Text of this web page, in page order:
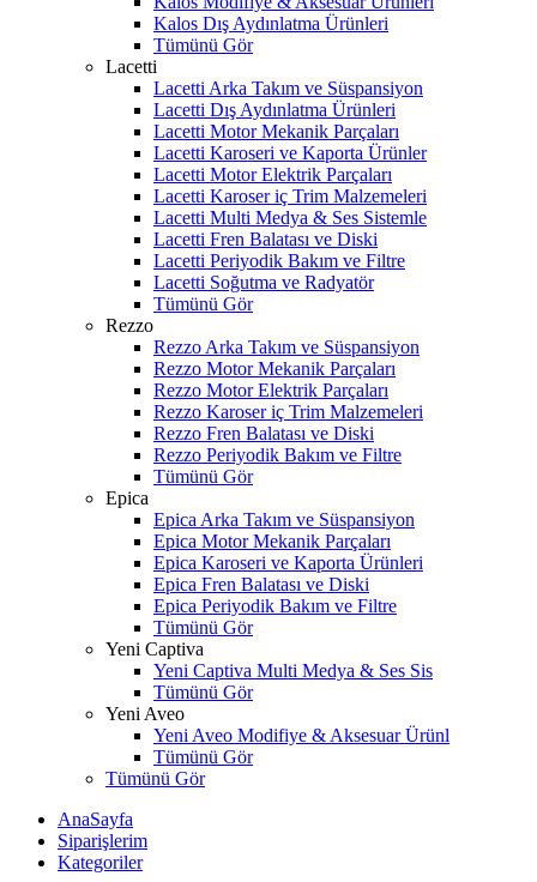
Kalos Dış Aydınlatma Ürünleri
Tümünü Gör
Lacetti
Lacetti Arka Takım ve Süspansiyon
Lacetti Dış Aydınlatma Ürünleri
Lacetti Motor Mekanik Parçaları
Lacetti Karoseri ve Kaporta Ürünler
Lacetti Motor Elektrik Parçaları
Lacetti Karoser iç Trim Malzemeleri
Lacetti Multi Medya & Ses Sistemle
Lacetti Fren Balatası ve Diski
Lacetti Periyodik Bakım ve Filtre
Lacetti Soğutma ve Radyatör
Tümünü Gör
Rezzo
Rezzo Arka Takım ve Süspansiyon
Rezzo Motor Mekanik Parçaları
Rezzo Motor Elektrik Parçaları
Rezzo Karoser iç Trim Malzemeleri
Rezzo Fren Balatası ve Diski
Rezzo Periyodik Bakım ve Filtre
Tümünü Gör
Epica
Epica Arka Takım ve Süspansiyon
Epica Motor Mekanik Parçaları
Epica Karoseri ve Kaporta Ürünleri
Epica Fren Balatası ve Diski
Epica Periyodik Bakım ve Filtre
Tümünü Gör
Yeni Captiva
Yeni Captiva Multi Medya & Ses Sis
Tümünü Gör
Yeni Aveo
Yeni Aveo Modifiye & Aksesuar Ürünl
Tümünü Gör
Tümünü Gör
AnaSayfa
Siparişlerim
Kategoriler